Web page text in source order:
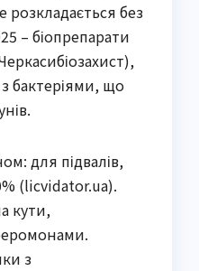
розкладається без
– біопрепарати
бактеріями, що
для підвалів,
(licvidator.ua).
кути,
з